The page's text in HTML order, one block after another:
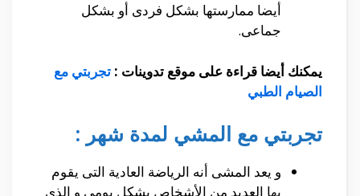
أيضا ممارستها بشكل فردى أو بشكل
جماعى.
يمكنك أيضا قراءة على موقع تدوينات : تجربتي مع
الصيام الطبي
تجربتي مع المشي لمدة شهر :
و يعد المشى أنه الرياضة العادية التى يقوم
بها العديد من الأشخاص بشكل يومى و الذى